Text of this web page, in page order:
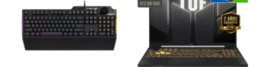
COMPARAR